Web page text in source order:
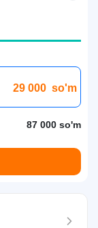
29 000 so'm
87 000 so'm